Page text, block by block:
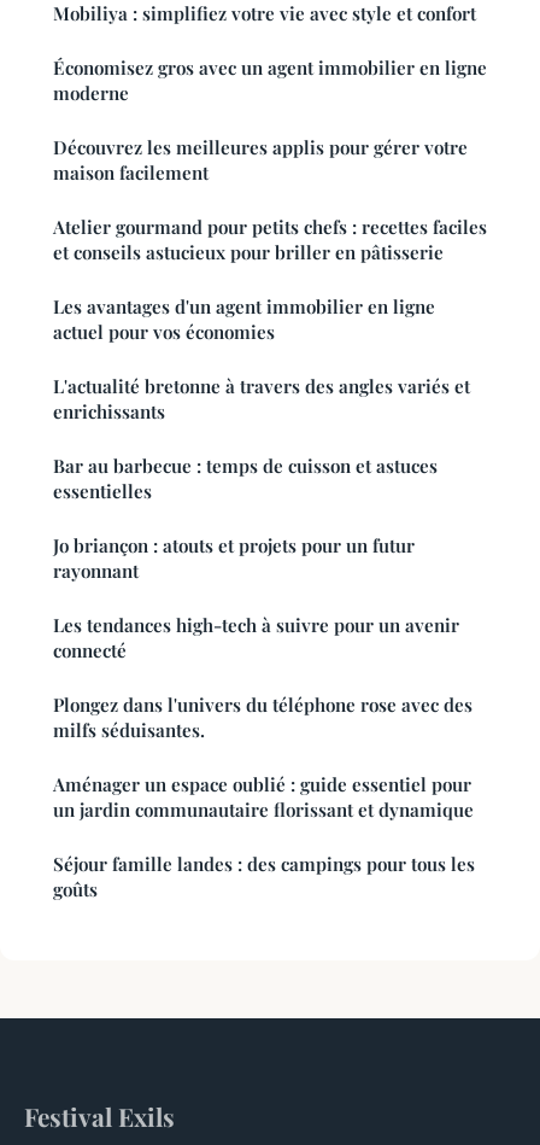
Mobiliya : simplifiez votre vie avec style et confort
Économisez gros avec un agent immobilier en ligne
moderne
Découvrez les meilleures applis pour gérer votre
maison facilement
Atelier gourmand pour petits chefs : recettes faciles
et conseils astucieux pour briller en pâtisserie
Les avantages d'un agent immobilier en ligne
actuel pour vos économies
L'actualité bretonne à travers des angles variés et
enrichissants
Bar au barbecue : temps de cuisson et astuces
essentielles
Jo briançon : atouts et projets pour un futur
rayonnant
Les tendances high-tech à suivre pour un avenir
connecté
Plongez dans l'univers du téléphone rose avec des
milfs séduisantes.
Aménager un espace oublié : guide essentiel pour
un jardin communautaire florissant et dynamique
Séjour famille landes : des campings pour tous les
goûts
Festival Exils